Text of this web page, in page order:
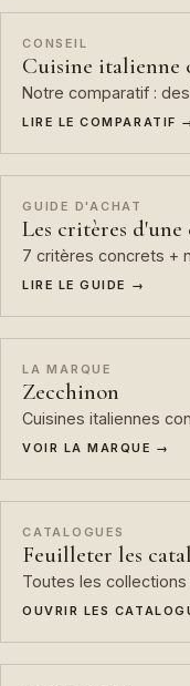
CONSEIL
Cuisine italienne
Notre comparatif :
LIRE LE COMPARATIF
GUIDE D'ACHAT
Les critères
7 critères concrets +
LIRE LE GUIDE →
LA MARQUE
Zecchinon
Cuisines italiennes
VOIR LA MARQUE →
CATALOGUES
Feuilleter les
Toutes les
OUVRIR LES